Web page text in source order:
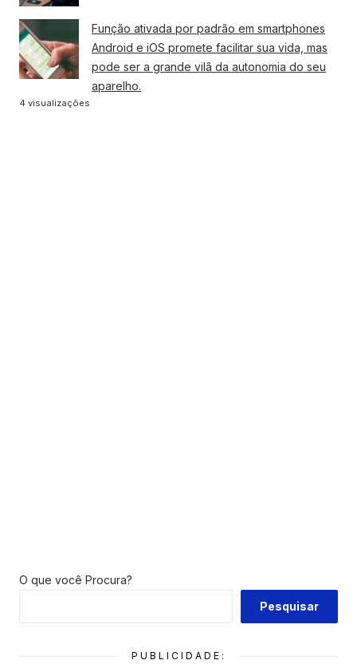
Função ativada por padrão em smartphones
Android e iOS promete facilitar sua vida, mas
pode ser a grande vilã da autonomia do seu
aparelho.
4 visualizações
O que você Procura?
Pesquisar
PUBLICIDADE: